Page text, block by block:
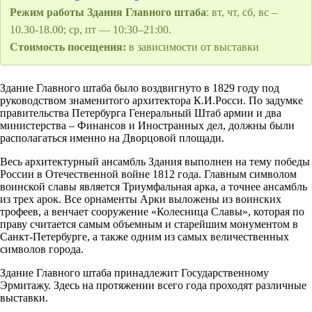
Режим работы Здания Главного штаба: вт, чт, сб, вс –
10.30-18.00; ср, пт — 10:30–21:00.
Стоимость посещения: в зависимости от выставки
Здание Главного штаба было воздвигнуто в 1829 году под
руководством знаменитого архитектора К.И.Росси. По задумке
правительства Петербурга Генеральный Штаб армии и два
министерства – Финансов и Иностранных дел, должны были
располагаться именно на Дворцовой площади.
Весь архитектурный ансамбль Здания выполнен на тему победы
России в Отечественной войне 1812 года. Главным символом
воинской славы является Триумфальная арка, а точнее ансамбль
из трех арок. Все орнаменты Арки выложены из воинских
трофеев, а венчает сооружение «Колесница Славы», которая по
праву считается самым объемным и старейшим монументом в
Санкт-Петербурге, а также одним из самых величественных
символов города.
Здание Главного штаба принадлежит Государственному
Эрмитажу. Здесь на протяжении всего года проходят различные
выставки.